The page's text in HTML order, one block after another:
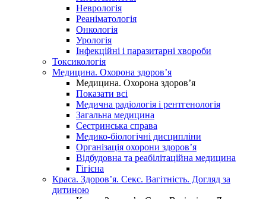
Неврологія
Реаніматологія
Онкологія
Урологія
Інфекційні і паразитарні хвороби
Токсикологія
Медицина. Охорона здоров’я
Медицина. Охорона здоров’я
Показати всі
Медична радіологія і рентгенологія
Загальна медицина
Сестринська справа
Медико-біологічні дисципліни
Організація охорони здоров’я
Відбудовна та реабілітаційна медицина
Гігієна
Краса. Здоров’я. Секс. Вагітність. Догляд за
дитиною